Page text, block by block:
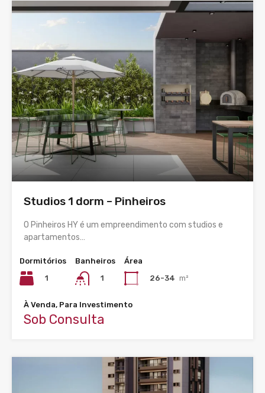
Studios 1 dorm – Pinheiros
O Pinheiros HY é um empreendimento com studios e
apartamentos…
Dormitórios
1
Banheiros
1
Área
26-34 m²
À Venda, Para Investimento
Sob Consulta